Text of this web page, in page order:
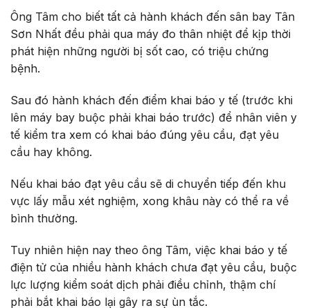
Ông Tâm cho biết tất cả hành khách đến sân bay Tân
Sơn Nhất đều phải qua máy đo thân nhiệt để kịp thời
phát hiện những người bị sốt cao, có triệu chứng
bệnh.
Sau đó hành khách đến điểm khai báo y tế (trước khi
lên máy bay buộc phải khai báo trước) để nhân viên y
tế kiểm tra xem có khai báo đúng yêu cầu, đạt yêu
cầu hay không.
Nếu khai báo đạt yêu cầu sẽ di chuyển tiếp đến khu
vực lấy mẫu xét nghiệm, xong khâu này có thể ra về
bình thường.
Tuy nhiên hiện nay theo ông Tâm, việc khai báo y tế
điện tử của nhiều hành khách chưa đạt yêu cầu, buộc
lực lượng kiểm soát dịch phải điều chỉnh, thậm chí
phải bắt khai báo lại gây ra sự ùn tắc.